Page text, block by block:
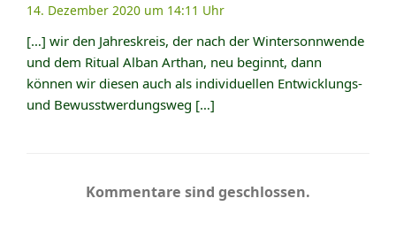
14. Dezember 2020 um 14:11 Uhr
[…] wir den Jahreskreis, der nach der Wintersonnwende
und dem Ritual Alban Arthan, neu beginnt, dann
können wir diesen auch als individuellen Entwicklungs-
und Bewusstwerdungsweg […]
Kommentare sind geschlossen.